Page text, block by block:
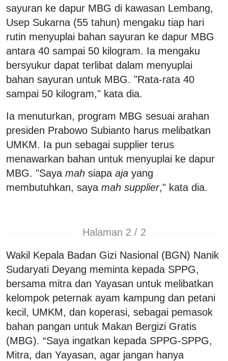
sayuran ke dapur MBG di kawasan Lembang,
Usep Sukarna (55 tahun) mengaku tiap hari
rutin menyuplai bahan sayuran ke dapur MBG
antara 40 sampai 50 kilogram. Ia mengaku
bersyukur dapat terlibat dalam menyuplai
bahan sayuran untuk MBG. "Rata-rata 40
sampai 50 kilogram," kata dia.
Ia menuturkan, program MBG sesuai arahan
presiden Prabowo Subianto harus melibatkan
UMKM. Ia pun sebagai supplier terus
menawarkan bahan untuk menyuplai ke dapur
MBG. "Saya mah siapa aja yang
membutuhkan, saya mah supplier," kata dia.
Halaman 2 / 2
Wakil Kepala Badan Gizi Nasional (BGN) Nanik
Sudaryati Deyang meminta kepada SPPG,
bersama mitra dan Yayasan untuk melibatkan
kelompok peternak ayam kampung dan petani
kecil, UMKM, dan koperasi, sebagai pemasok
bahan pangan untuk Makan Bergizi Gratis
(MBG). “Saya ingatkan kepada SPPG-SPPG,
Mitra, dan Yayasan, agar jangan hanya